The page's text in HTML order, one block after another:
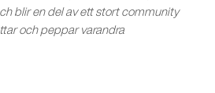
blir en del av ett stort community
och peppar varandra